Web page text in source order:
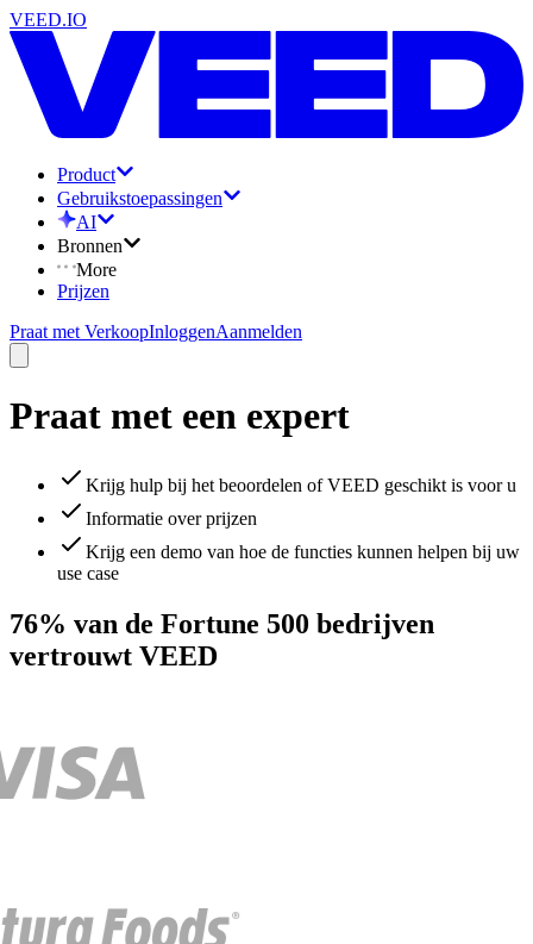
VEED.IO
Product
Gebruikstoepassingen
AI
Bronnen
More
Prijzen
Praat met VerkoopInloggenAanmelden
Praat met een expert
Krijg hulp bij het beoordelen of VEED geschikt is voor u
Informatie over prijzen
Krijg een demo van hoe de functies kunnen helpen bij uw
use case
76% van de Fortune 500 bedrijven
vertrouwt VEED